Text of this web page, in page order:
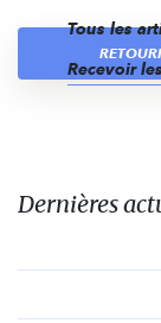
Tous les
Recevoir
Dernières